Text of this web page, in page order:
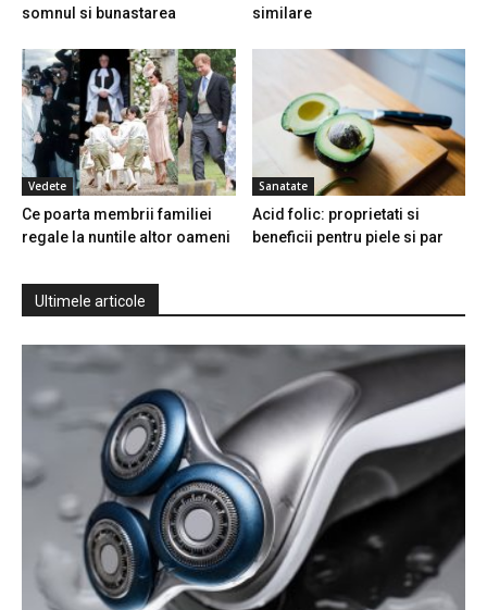
somnul si bunastarea
similare
Vedete
Ce poarta membrii familiei
regale la nuntile altor oameni
Sanatate
Acid folic: proprietati si
beneficii pentru piele si par
Ultimele articole